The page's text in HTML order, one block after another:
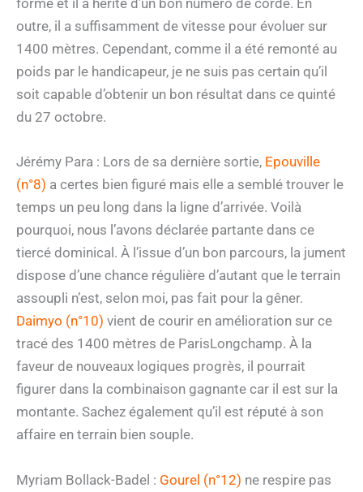
forme et il a hérité d’un bon numéro de corde. En
outre, il a suffisamment de vitesse pour évoluer sur
1400 mètres. Cependant, comme il a été remonté au
poids par le handicapeur, je ne suis pas certain qu’il
soit capable d’obtenir un bon résultat dans ce quinté
du 27 octobre.
Jérémy Para : Lors de sa dernière sortie, Epouville
(n°8) a certes bien figuré mais elle a semblé trouver le
temps un peu long dans la ligne d’arrivée. Voilà
pourquoi, nous l’avons déclarée partante dans ce
tiercé dominical. À l’issue d’un bon parcours, la jument
dispose d’une chance régulière d’autant que le terrain
assoupli n’est, selon moi, pas fait pour la gêner.
Daimyo (n°10) vient de courir en amélioration sur ce
tracé des 1400 mètres de ParisLongchamp. À la
faveur de nouveaux logiques progrès, il pourrait
figurer dans la combinaison gagnante car il est sur la
montante. Sachez également qu’il est réputé à son
affaire en terrain bien souple.
Myriam Bollack-Badel : Gourel (n°12) ne respire pas